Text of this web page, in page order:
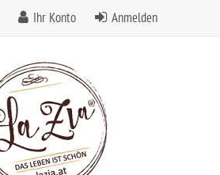
Ihr Konto Anmelden